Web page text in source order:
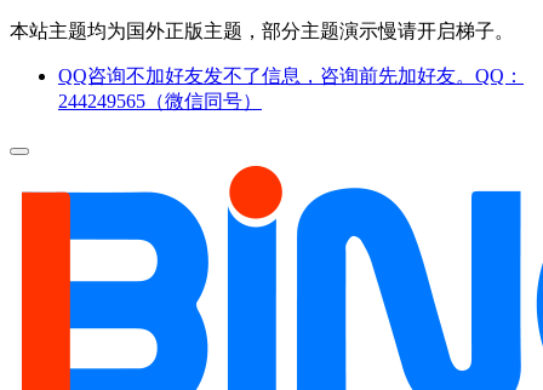
本站主题均为国外正版主题，部分主题演示慢请开启梯子。
QQ咨询不加好友发不了信息，咨询前先加好友。QQ：
244249565（微信同号）